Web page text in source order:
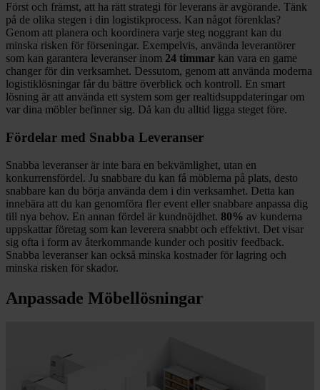
Först och främst, att ha rätt strategi för leverans är avgörande. Tänk
på de olika stegen i din logistikprocess. Kan något förenklas?
Genom att planera och koordinera varje steg noggrant kan du
minska risken för förseningar. Exempelvis, använda leverantörer
som kan garantera leveranser inom 24 timmar kan vara en game
changer för din verksamhet. Dessutom, genom att använda moderna
logistiklösningar får du bättre överblick och kontroll. En smart
lösning är att använda ett system som ger realtidsuppdateringar om
var dina möbler befinner sig. Då kan du alltid ligga steget före.
Fördelar med Snabba Leveranser
Snabba leveranser är inte bara en bekvämlighet, utan en
konkurrensfördel. Ju snabbare du kan få möblerna på plats, desto
snabbare kan du börja använda dem i din verksamhet. Detta kan
innebära att du kan genomföra fler event eller snabbare anpassa dig
till nya behov. En annan fördel är kundnöjdhet. 80% av kunderna
uppskattar företag som kan leverera snabbt och effektivt. Det visar
sig ofta i form av återkommande kunder och positiv feedback.
Snabba leveranser kan också minska kostnader för lagring och
minska risken för skador.
Anpassade Möbellösningar